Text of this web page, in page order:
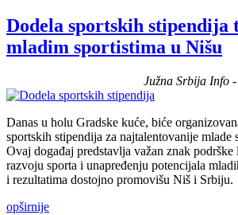
Dodela sportskih stipendija
mladim sportistima u Nišu
Južna Srbija Info
Danas u holu Gradske kuće, biće
sportskih stipendija za najtalentovanije mlade
Ovaj događaj predstavlja važan znak podrške
razvoju sporta i unapređenju potencijala
i rezultatima dostojno promovišu Niš i Srbiju.
opširnije